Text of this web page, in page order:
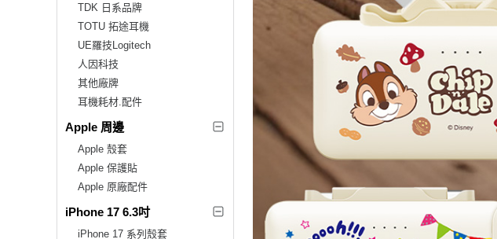
TDK 日系品牌
TOTU 拓途耳機
UE羅技Logitech
人因科技
其他廠牌
耳機耗材.配件
Apple 周邊
Apple 殼套
Apple 保護貼
Apple 原廠配件
iPhone 17 6.3吋
iPhone 17 系列殼套